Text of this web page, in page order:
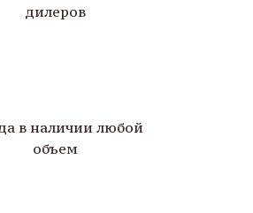
дилеров
в наличии любой
объем